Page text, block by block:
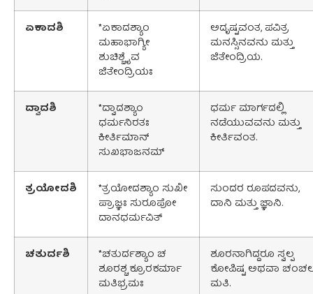
ಏಕಾದಶಿ
*ಏಕಾದಶ್ಯಾಂ
ಮಹಾಭಾಗ್ಯೀ
ಶುಚಿಶ್ಚೈವ
ಜಿತೇಂದ್ರಿಯಃ
ಅದೃಷ್ಟವಂತ, ಪವಿತ್ರ
ಮನಸ್ಸಿನವನು ಮತ್ತು
ಜಿತೇಂದ್ರಿಯ.
ದ್ವಾದಶಿ
*ದ್ವಾದಶ್ಯಾಂ
ಧರ್ಮನಿರತಃ
ಕೀರ್ತಿಮಾನ್
ಸುಖಭಾಜನಮ್
ಧರ್ಮ ಮಾರ್ಗದಲ್ಲಿ
ನಡೆಯುವವನು ಮತ್ತು
ಕೀರ್ತಿವಂತ.
ತ್ರಯೋದಶಿ
*ತ್ರಯೋದಶ್ಯಾಂ ಸುಖೀ
ಪ್ರಾಜ್ಞಃ ಸುರೂಪೋ
ದಾನಧರ್ಮವಿತ್
ಸುಂದರ ರೂಪದವನು,
ದಾನಿ ಮತ್ತು ಜ್ಞಾನಿ.
ಚತುರ್ದಶಿ
*ಚತುರ್ದಶ್ಯಾಂ ಚ
ಶೂರಶ್ಚ ಕ್ರೂರಕರ್ಮಾ
ಮತಿಭ್ರಮಃ
ಶೂರನಾಗಿದ್ದರೂ ಸ್ವಲ್ಪ
ಕೋಪಿಷ್ಟ ಅಥವಾ
ಮತಿ.